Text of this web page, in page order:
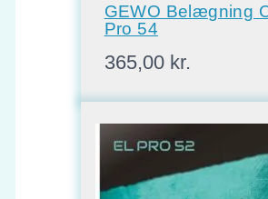
GEWO Belægning
Pro 54
365,00 kr.